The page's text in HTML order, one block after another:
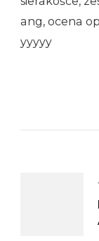
ang, ocena
yyyyy